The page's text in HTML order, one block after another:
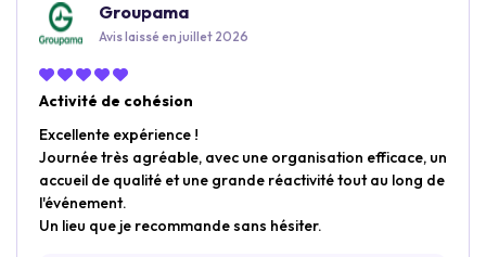
Groupama
Avis laissé en juillet 2026
Activité de cohésion
Excellente expérience !
Journée très agréable, avec une organisation efficace, un
accueil de qualité et une grande réactivité tout au long de
l'événement.
Un lieu que je recommande sans hésiter.